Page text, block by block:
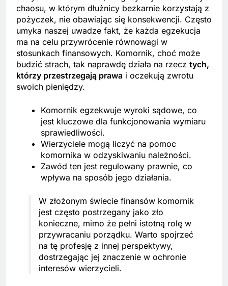
chaosu, w którym dłużnicy bezkarnie korzystają z
pożyczek, nie obawiając się konsekwencji. Często
umyka naszej uwadze fakt, że każda egzekucja
ma na celu przywrócenie równowagi w
stosunkach finansowych. Komornik, choć może
budzić strach, tak naprawdę działa na rzecz tych,
którzy przestrzegają prawa i oczekują zwrotu
swoich pieniędzy.
Komornik egzekwuje wyroki sądowe, co
jest kluczowe dla funkcjonowania wymiaru
sprawiedliwości.
Wierzyciele mogą liczyć na pomoc
komornika w odzyskiwaniu należności.
Zawód ten jest regulowany prawnie, co
wpływa na sposób jego działania.
W złożonym świecie finansów komornik
jest często postrzegany jako zło
konieczne, mimo że pełni istotną rolę w
przywracaniu porządku. Warto spojrzeć
na tę profesję z innej perspektywy,
dostrzegając jej znaczenie w ochronie
interesów wierzycieli.